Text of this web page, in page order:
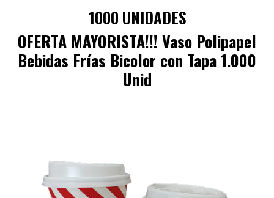
1000 UNIDADES
OFERTA MAYORISTA!!! Vaso Polipapel
Bebidas Frías Bicolor con Tapa 1.000
Unid